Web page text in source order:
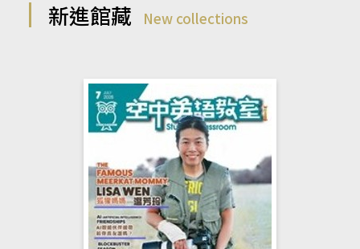
新進館藏 New collections